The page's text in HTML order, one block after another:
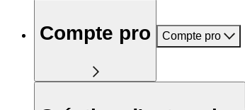
Compte pro Compte pro